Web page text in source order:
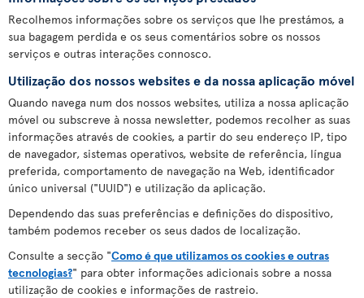
Recolhemos informações sobre os serviços que lhe prestámos, a
sua bagagem perdida e os seus comentários sobre os nossos
serviços e outras interações connosco.
Utilização dos nossos websites e da nossa aplicação móvel
Quando navega num dos nossos websites, utiliza a nossa aplicação
móvel ou subscreve à nossa newsletter, podemos recolher as suas
informações através de cookies, a partir do seu endereço IP, tipo
de navegador, sistemas operativos, website de referência, língua
preferida, comportamento de navegação na Web, identificador
único universal ("UUID") e utilização da aplicação.
Dependendo das suas preferências e definições do dispositivo,
também podemos receber os seus dados de localização.
Consulte a secção "Como é que utilizamos os cookies e outras
tecnologias?" para obter informações adicionais sobre a nossa
utilização de cookies e informações de rastreio.